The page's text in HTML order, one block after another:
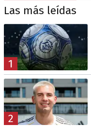
Las más leídas
1
2